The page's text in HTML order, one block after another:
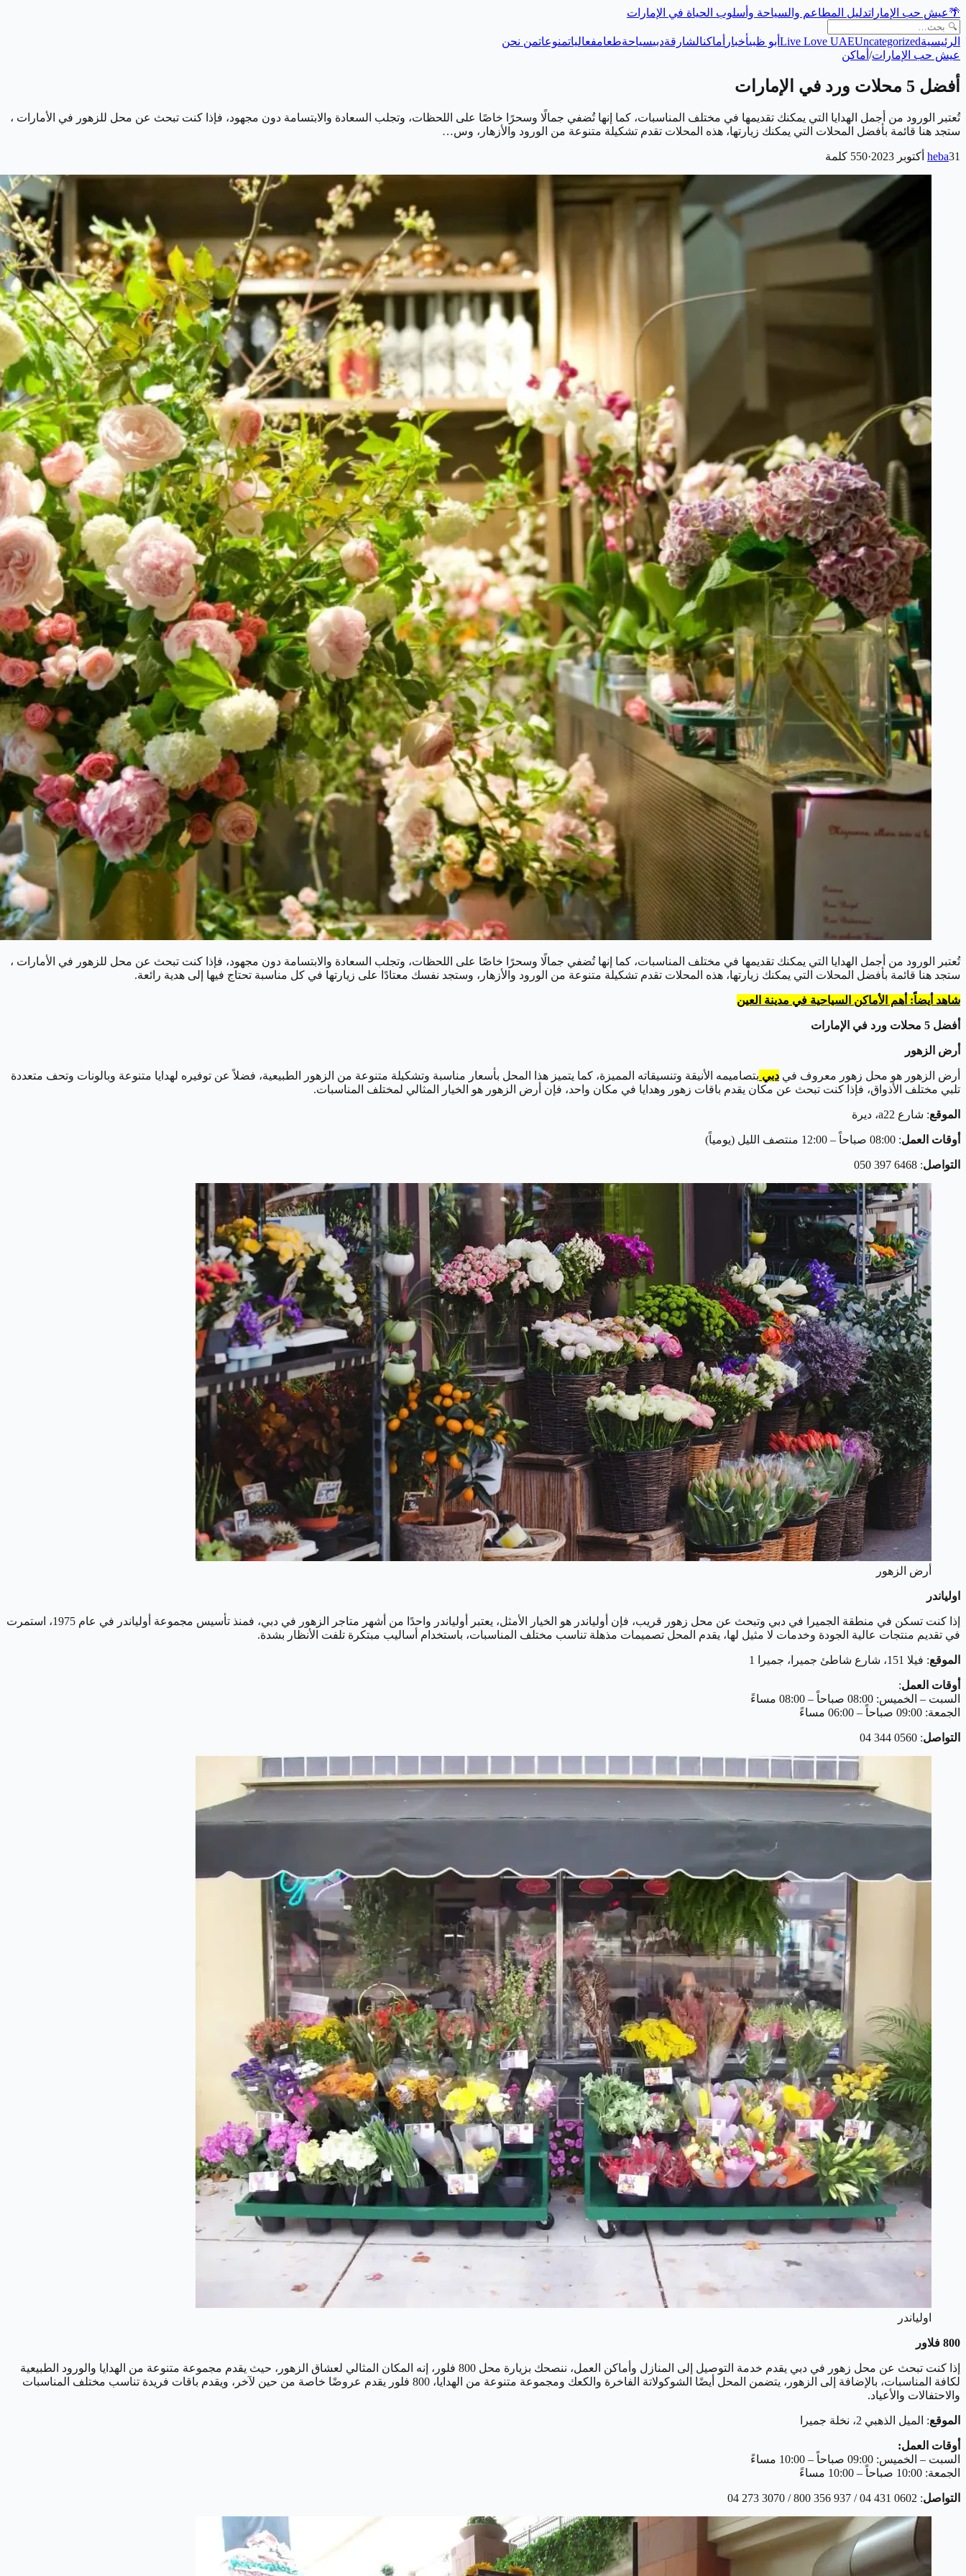
🌴عيش حب الإماراتدليل المطاعم والسياحة وأسلوب الحياة في الإمارات
الرئيسية Live Love UAEUncategorized أبو ظبيأخبار أماكنالشارقةدبيسياحةطعامفعالياتمنوعاتمن نحن
عيش حب الإمارات/ أماكن
أفضل 5 محلات ورد في الإمارات
تُعتبر الورود من أجمل الهدايا التي يمكنك تقديمها في مختلف المناسبات، كما إنها تُضفي جمالًا وسحرًا خاصًا على اللحظات، وتجلب السعادة والابتسامة دون مجهود، فإذا كنت تبحث عن محل للزهور في الأمارات ،
ستجد هنا قائمة بأفضل المحلات التي يمكنك زيارتها، هذه المحلات تقدم تشكيلة متنوعة من الورود والأزهار، وس…
heba31 أكتوبر 2023 ·
550 كلمة
تُعتبر الورود من أجمل الهدايا التي يمكنك تقديمها في مختلف المناسبات، كما إنها تُضفي جمالًا وسحرًا خاصًا على اللحظات، وتجلب السعادة والابتسامة دون مجهود، فإذا كنت تبحث عن محل للزهور في الأمارات ،
ستجد هنا قائمة بأفضل المحلات التي يمكنك زيارتها، هذه المحلات تقدم تشكيلة متنوعة من الورود والأزهار، وستجد نفسك معتادًا على زيارتها في كل مناسبة تحتاج فيها إلى هدية رائعة.
شاهد أيضاً: أهم الأماكن السياحية في مدينة العين
أفضل 5 محلات ورد في الإمارات
أرض الزهور
أرض الزهور هو محل زهور معروف في دبي بتصاميمه الأنيقة وتنسيقاته المميزة، كما يتميز هذا المحل بأسعار مناسبة وتشكيلة متنوعة من الزهور الطبيعية، فضلاً عن توفيره لهدايا متنوعة وبالونات وتحف متعددة
تلبي مختلف الأذواق، فإذا كنت تبحث عن مكان يقدم باقات زهور وهدايا في مكان واحد، فإن أرض الزهور هو الخيار المثالي لمختلف المناسبات.
الموقع: شارع a22، ديرة
أوقات العمل: 08:00 صباحاً – 12:00 منتصف الليل (يومياً)
التواصل: 6468 397 050
أرض الزهور
اولياندر
إذا كنت تسكن في منطقة الجميرا في دبي وتبحث عن محل زهور قريب، فإن أولياندر هو الخيار الأمثل، يعتبر أولياندر واحدًا من أشهر متاجر الزهور في دبي، فمنذ تأسيس مجموعة أولياندر في عام 1975، استمرت
في تقديم منتجات عالية الجودة وخدمات لا مثيل لها، يقدم المحل تصميمات مذهلة تناسب مختلف المناسبات، باستخدام أساليب مبتكرة تلفت الأنظار بشدة.
الموقع: فيلا 151، شارع شاطئ جميرا، جميرا 1
أوقات العمل:
السبت – الخميس: 08:00 صباحاً – 08:00 مساءً
الجمعة: 09:00 صباحاً – 06:00 مساءً
التواصل: 0560 344 04
اولياندر
800 فلاور
إذا كنت تبحث عن محل زهور في دبي يقدم خدمة التوصيل إلى المنازل وأماكن العمل، ننصحك بزيارة محل 800 فلور، إنه المكان المثالي لعشاق الزهور، حيث يقدم مجموعة متنوعة من الهدايا والورود الطبيعية
لكافة المناسبات، بالإضافة إلى الزهور، يتضمن المحل أيضًا الشوكولاتة الفاخرة والكعك ومجموعة متنوعة من الهدايا، 800 فلور يقدم عروضًا خاصة من حين لآخر، ويقدم باقات فريدة تناسب مختلف المناسبات
والاحتفالات والأعياد.
الموقع: الميل الذهبي 2، نخلة جميرا
أوقات العمل:
السبت – الخميس: 09:00 صباحاً – 10:00 مساءً
الجمعة: 10:00 صباحاً – 10:00 مساءً
التواصل: 0602 431 04 / 937 356 800 / 3070 273 04